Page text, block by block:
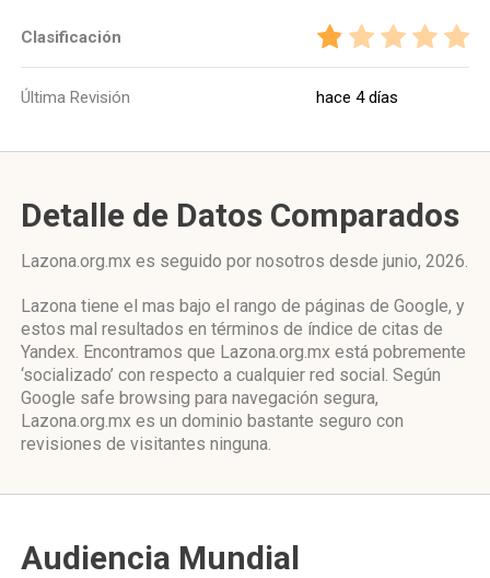
Clasificación
Última Revisión hace 4 días
Detalle de Datos Comparados
Lazona.org.mx es seguido por nosotros desde junio, 2026.
Lazona tiene el mas bajo el rango de páginas de Google, y
estos mal resultados en términos de índice de citas de
Yandex. Encontramos que Lazona.org.mx está pobremente
‘socializado’ con respecto a cualquier red social. Según
Google safe browsing para navegación segura,
Lazona.org.mx es un dominio bastante seguro con
revisiones de visitantes ninguna.
Audiencia Mundial